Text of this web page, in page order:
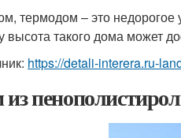
термодом – это недорогое
высота такого дома может
https://detali-interera.ru-